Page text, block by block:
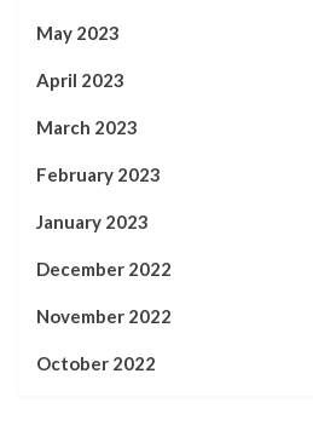
May 2023
April 2023
March 2023
February 2023
January 2023
December 2022
November 2022
October 2022